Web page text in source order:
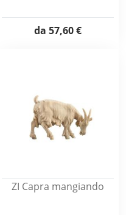
da 57,60 €
ZI Capra mangiando